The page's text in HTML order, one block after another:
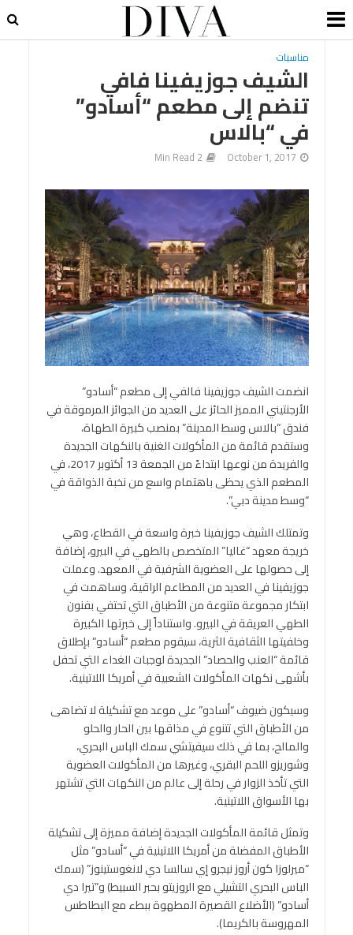
مناسبات
الشيف جوزيفينا فافي
تنضم إلى مطعم “أسادو”
في “بالاس
October 1, 2017
2 Min Read
انضمت الشيف جوزيفينا فالفي إلى مطعم “أسادو”
الأرجنتيني المميز الحائز على العديد من الجوائز المرموقة في
فندق “بالاس وسط المدينة” بمنصب كبيرة الطهاة،
وستقدم قائمة من المأكولات الغنية بالنكهات الجديدة
والفريدة من نوعها ابتداءً من الجمعة 13 أكتوبر 2017، في
المطعم الذي يحظى باهتمام واسع من نخبة الذواقة في
“وسط مدينة دبي”.
وتمتلك الشيف جوزيفينا خبرة واسعة في القطاع، وهي
خريجة معهد “غاليا” المتخصص بالطهي في البيرو، إضافة
إلى حصولها على العضوية الشرفية في المعهد. وعملت
جوزيفينا في العديد من المطاعم الراقية، وساهمت في
ابتكار مجموعة متنوعة من الأطباق التي تحتفي بفنون
الطهي العريقة في البيرو. واستناداً إلى خبرتها الكبيرة
وخلفيتها الثقافية الثرية، سيقوم مطعم “أسادو” بإطلاق
قائمة “العنب والحصاد” الجديدة لوجبات الغداء التي تحفل
بأشهى نكهات المأكولات الشعبية في أمريكا اللاتينية.
وسيكون ضيوف “أسادو” على موعد مع تشكيلة لا تضاهى
من الأطباق التي تتنوع في مذاقها بين الحار والحلو
والمالح، بما في ذلك سيفيتشي سمك الباس البحري،
وشوريزو اللحم البقري، وغيرها من المأكولات العضوية
التي تأخذ الزوار في رحلة إلى عالم من النكهات التي تشتهر
بها الأسواق اللاتينية.
وتمثل قائمة المأكولات الجديدة إضافة مميزة إلى تشكيلة
الأطباق المفضلة من أمريكا اللاتينية في “أسادو” مثل
“ميرلوزا كون أروز نيجرو إي سالسا دي لانغوستينوز” (سمك
الباس البحري التشيلي مع الروزيتو بحبر السبيط) و”تيرا دي
أسادو” (الأضلاع القصيرة المطهوة ببطء مع البطاطس
المهروسة بالكريما).